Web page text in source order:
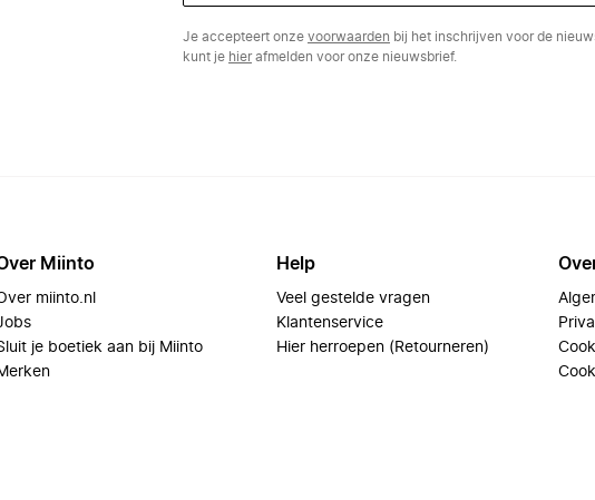
Je accepteert onze voorwaarden bij het inschrijven voor de
kunt je hierafmelden voor onze nieuwsbrief.
Miinto
miinto.nl
je boetiek aan bij Miinto
Help
Veel gestelde vragen
Klantenservice
Hier herroepen (Retourneren)